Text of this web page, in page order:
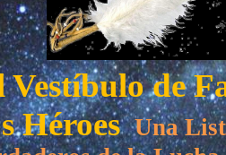
Vestíbulo de
HéroesUna